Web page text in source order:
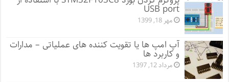
USB port
مهر 18, 1399
آپ امپ ها یا تقویت کننده های عملیاتی – مدارات
و کاربرد ها
مرداد 12, 1397